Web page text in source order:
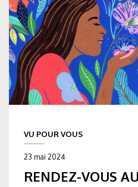
VU POUR VOUS
23 mai 2024
RENDEZ-VOUS